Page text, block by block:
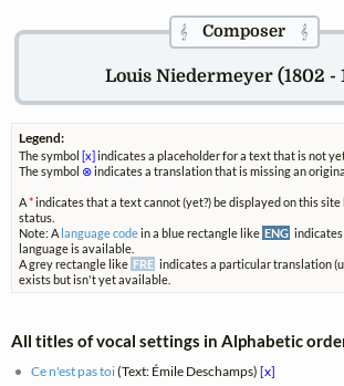
𝄞Composer 𝄞
Louis Niedermeyer (1802 -
Legend:
The symbol [x] indicates a placeholder for a text that is not
The symbol ⊗indicates a translation that is missing an
A*indicates that a text cannot (yet?) be displayed on this
status.
Note: A language codein a blue rectangle like ENG
language is available.
A grey rectangle like FRE indicates a particular translation
exists but isn't yet available.
All titles of vocal settings in Alphabetic
Ce n'est pas toi(Text: Émile Deschamps)[x]